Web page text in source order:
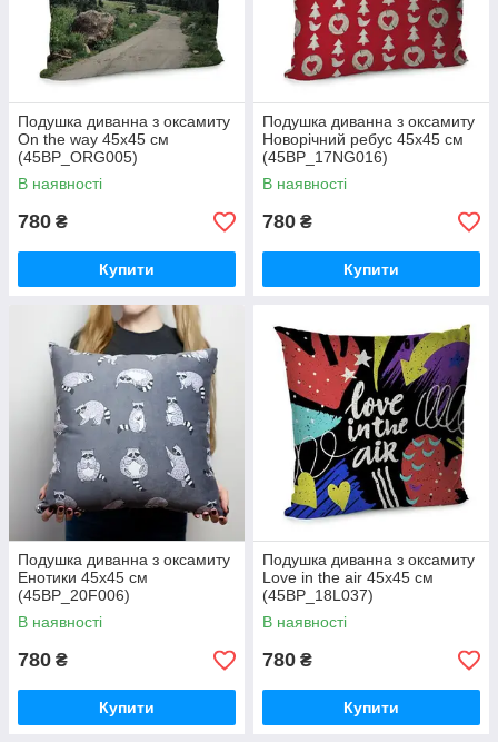
Подушка диванна з оксамиту
On the way 45x45 см
(45BP_ORG005)
В наявності
780 ₴
Купити
Подушка диванна з оксамиту
Новорічний ребус 45x45 см
(45BP_17NG016)
В наявності
780 ₴
Купити
Подушка диванна з оксамиту
Енотики 45x45 см
(45BP_20F006)
В наявності
780 ₴
Купити
Подушка диванна з оксамиту
Love in the air 45x45 см
(45BP_18L037)
В наявності
780 ₴
Купити